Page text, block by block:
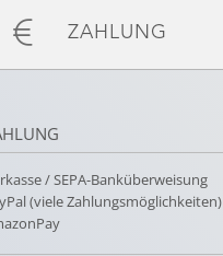
ZAHLUNG
/ SEPA-Banküberweisung
(viele Zahlungsmöglichkeiten)